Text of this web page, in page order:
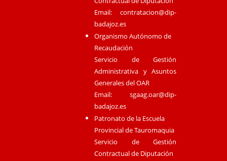
Email:contratacion@dip-
badajoz.es
Organismo Autónomo de
Recaudación
Servicio de Gestión
Administrativa y Asuntos
Generales del OAR
Email:sgaag.oar@dip-
badajoz.es
Patronato de la Escuela
Provincial de Tauromaquia
Servicio de Gestión
Contractual de Diputación